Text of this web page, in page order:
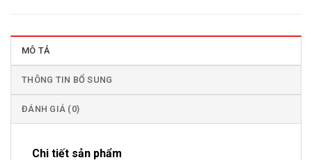
MÔ TẢ
THÔNG TIN BỔ SUNG
ĐÁNH GIÁ (0)
Chi tiết sản phẩm